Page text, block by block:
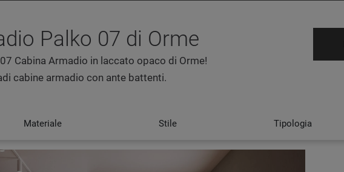
Palko 07 di Orme
Cabina Armadio in laccato opaco di Orme!
cabine armadio con ante battenti.
Materiale Stile Tipologia